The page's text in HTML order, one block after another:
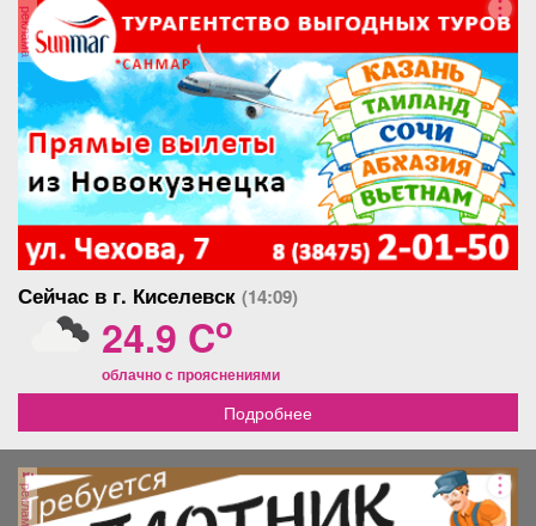
реклама
Сейчас в г. Киселевск (14:09)
24.9 Co
облачно с прояснениями
Подробнее
реклама